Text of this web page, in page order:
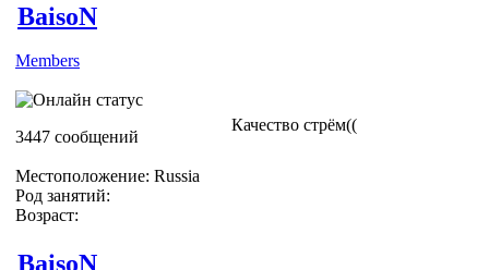
BaisoN
Members
3447 сообщений
Местоположение: Russia
Род занятий:
Возраст:
Качество стрём((
BaisoN